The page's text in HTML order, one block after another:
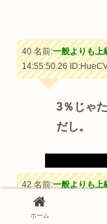
40 名前:一般よりも上
14:55:50.26
3％じゃ
だし。
42 名前:一般よりも上
14:56:05.78
ホーム